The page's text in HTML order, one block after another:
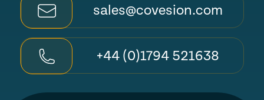
sales@covesion.com
+44 (0)1794 521638